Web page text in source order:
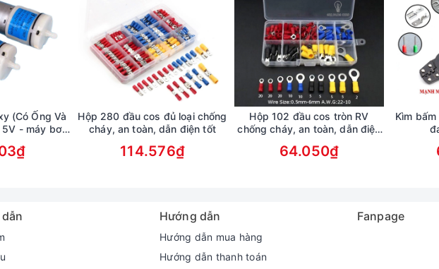
(Có Ống Và
5V - máy bơm
Hộp 280 đầu cos đủ loại chống
cháy, an toàn, dẫn điện tốt
114.576₫
Hộp 102 đầu cos tròn RV
chống cháy, an toàn, dẫn điện
64.050₫
Kìm
Hướng dẫn
Hướng dẫn mua hàng
Hướng dẫn thanh toán
Fanpage